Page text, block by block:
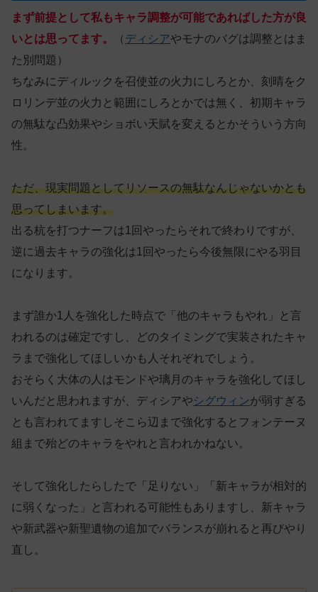
まず前提として私もキャラ調整が可能であればした方が良
いとは思ってます。
（ ディシアやモナのバグは調整とはま
た別問題）
ちなみにディルックを召使並の火力にしろとか、刻晴をク
ロリンデ並の火力と範囲にしろとかでは無く、初期キャラ
の無駄な凸効果やショボい天賦を変えるとかそういう方向
性。
ただ、現実問題としてリソースの無駄なんじゃないかとも
思ってしまいます。
出る杭を打つナーフは1回やったらそれで終わりですが、
逆に過去キャラの強化は1回やったら今後無限にやる羽目
になります。
まず誰か1人を強化した時点で「他のキャラもやれ」と言
われるのは確定ですし、どのタイミングで実装されたキャ
ラまで強化してほしいかも人それぞれでしょう。
おそらく大体の人はモンドや璃月のキャラを強化してほし
いんだと思われますが、ディシアやシグウィンが弱すぎる
とも言われてますしそこら辺まで強化するとフォンテーヌ
組まで殆どのキャラをやれと言われかねない。
そして強化したらしたで「足りない」「新キャラが相対的
に弱くなった」と言われる可能性もありますし、新キャラ
や新武器や新聖遺物の追加でバランスが崩れると再びやり
直し。